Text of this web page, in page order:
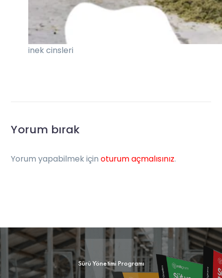
inek cinsleri
Yorum bırak
Yorum yapabilmek içinoturum açmalısınız.
Sürü Yönetimi Programı